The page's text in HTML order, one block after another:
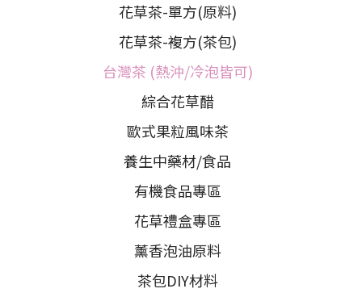
花草茶-單方(原料)
花草茶-複方(茶包)
台灣茶 (熱沖/冷泡皆可)
綜合花草醋
歐式果粒風味茶
養生中藥材/食品
有機食品專區
花草禮盒專區
薰香泡油原料
茶包DIY材料